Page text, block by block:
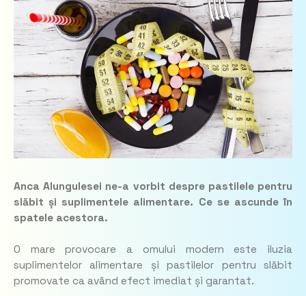
Anca Alungulesei ne-a vorbit despre pastilele pentru
slăbit și suplimentele alimentare. Ce se ascunde în
spatele acestora.
O mare provocare a omului modern este iluzia
suplimentelor alimentare și pastilelor pentru slăbit
promovate ca având efect imediat și garantat.